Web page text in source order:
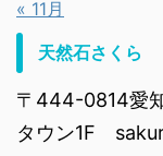
« 11月
天然石さくら
〒444-0814愛
タウン1F